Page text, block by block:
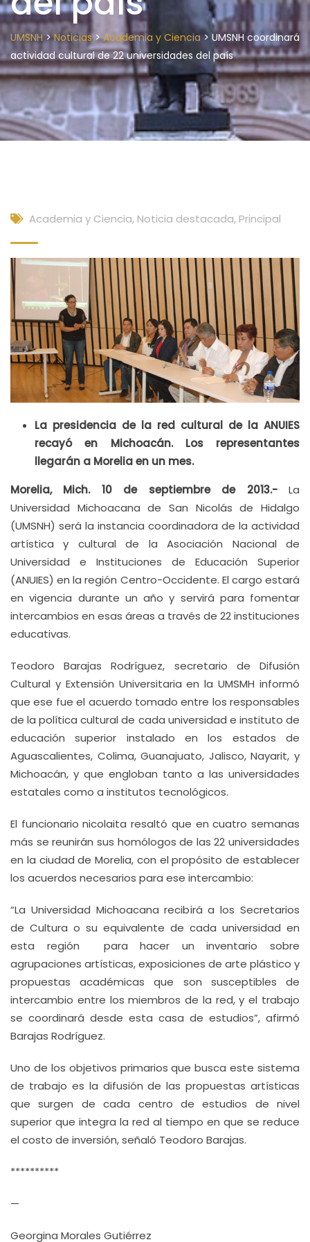
UMSNH>Noticias>Academia y Ciencia > UMSNH coordinará
actividad cultural de 22 universidades del país
Academia y Ciencia, Noticia destacada, Principal
La presidencia de la red cultural de la ANUIES
recayó en Michoacán. Los representantes
llegarán a Morelia en un mes.
Morelia, Mich. 10 de septiembre de 2013.-La
Universidad Michoacana de San Nicolás de Hidalgo
(UMSNH) será la instancia coordinadora de la actividad
artística y cultural de la Asociación Nacional de
Universidad e Instituciones de Educación Superior
(ANUIES) en la región Centro-Occidente. El cargo estará
en vigencia durante un año y servirá para fomentar
intercambios en esas áreas a través de 22 instituciones
educativas.
Teodoro Barajas Rodríguez, secretario de Difusión
Cultural y Extensión Universitaria en la UMSMH informó
que ese fue el acuerdo tomado entre los responsables
de la política cultural de cada universidad e instituto de
educación superior instalado en los estados de
Aguascalientes, Colima, Guanajuato, Jalisco, Nayarit, y
Michoacán, y que engloban tanto a las universidades
estatales como a institutos tecnológicos.
El funcionario nicolaita resaltó que en cuatro semanas
más se reunirán sus homólogos de las 22 universidades
en la ciudad de Morelia, con el propósito de establecer
los acuerdos necesarios para ese intercambio:
“La Universidad Michoacana recibirá a los Secretarios
de Cultura o su equivalente de cada universidad en
esta región para hacer un inventario sobre
agrupaciones artísticas, exposiciones de arte plástico y
propuestas académicas que son susceptibles de
intercambio entre los miembros de la red, y el trabajo
se coordinará desde esta casa de estudios”, afirmó
Barajas Rodríguez.
Uno de los objetivos primarios que busca este sistema
de trabajo es la difusión de las propuestas artísticas
que surgen de cada centro de estudios de nivel
superior que integra la red al tiempo en que se reduce
el costo de inversión, señaló Teodoro Barajas.
**********
—
Georgina Morales Gutiérrez